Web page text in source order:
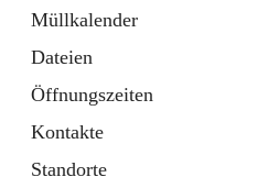
Müllkalender
Dateien
Öffnungszeiten
Kontakte
Standorte